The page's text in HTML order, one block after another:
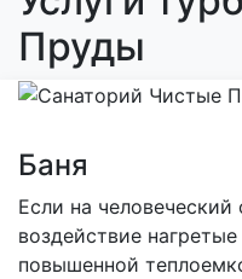
Пруды
Баня
Если на
воздействие
повышенной